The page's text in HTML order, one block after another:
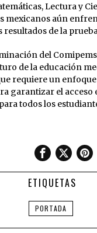
Lectura y
mexicanos aún
de la
del
de la educación
requiere un
garantizar el acceso
todos los
ETIQUETAS
PORTADA